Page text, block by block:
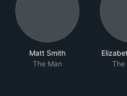
Matt Smith
The Man
The